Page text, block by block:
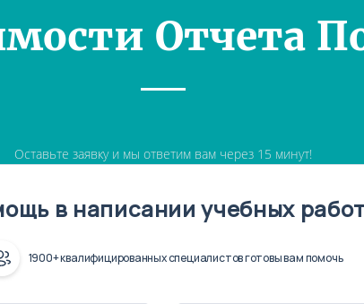
Отчета
Оставьте заявку и мы ответим вам через 15 минут!
в написании учебных
1900+ квалифицированных специалистов готовы вам помочь